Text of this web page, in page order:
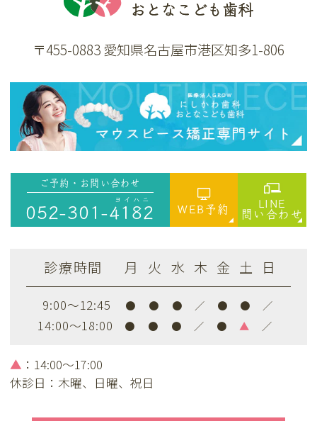
〒455-0883 愛知県名古屋市港区知多1-806
ご予約・お問い合わせ
052-301-4182
ヨイハニ
WEB予約
LINE
問い合わせ
診療時間 月 火 水 木 金 土 日
9:00～12:45 ● ● ● ／ ● ● ／
14:00～18:00 ● ● ● ／ ● ▲ ／
▲ ：14:00～17:00
休診日：木曜、日曜、祝日